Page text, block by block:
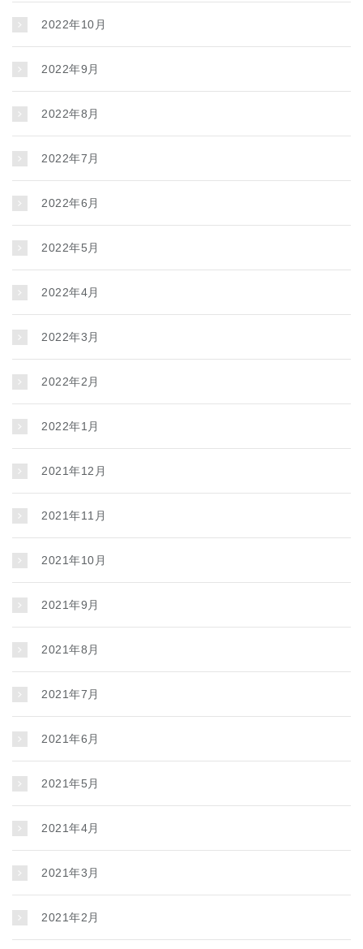
2022年10月
2022年9月
2022年8月
2022年7月
2022年6月
2022年5月
2022年4月
2022年3月
2022年2月
2022年1月
2021年12月
2021年11月
2021年10月
2021年9月
2021年8月
2021年7月
2021年6月
2021年5月
2021年4月
2021年3月
2021年2月